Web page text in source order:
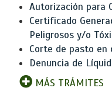
Autorización para
Certificado
Peligrosos y/o
Corte de pasto en
Denuncia de
MÁS TRÁMITES